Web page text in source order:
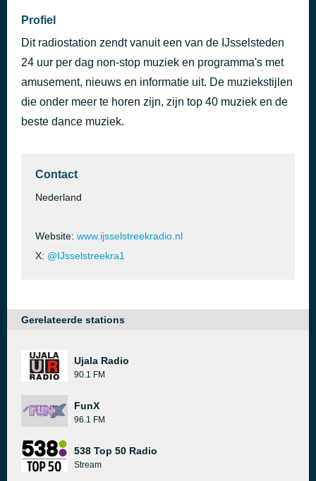
Freedom Come Freedom Go
Fortunes.
Don't Stop The Dance
Bryan Ferry
39 minuten geleden
Profiel
Dit radiostation zendt vanuit een van de IJsselsteden
24 uur per dag non-stop muziek en programma's met
amusement, nieuws en informatie uit. De muziekstijlen
die onder meer te horen zijn, zijn top 40 muziek en de
beste dance muziek.
Contact
Nederland
Website: www.ijsselstreekradio.nl
X: @IJsselstreekra1
Gerelateerde stations
Ujala Radio
90.1 FM
FunX
96.1 FM
538 Top 50 Radio
Stream